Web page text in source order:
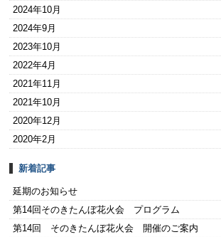
2024年10月
2024年9月
2023年10月
2022年4月
2021年11月
2021年10月
2020年12月
2020年2月
新着記事
延期のお知らせ
第14回そのきたんぼ花火会 プログラム
第14回 そのきたんぼ花火会 開催のご案内